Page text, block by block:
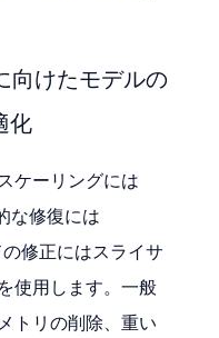
向けたモデルの
化
ケーリングには
な修復には
修正にはスライサ
使用します。一般
トリの削除、重い